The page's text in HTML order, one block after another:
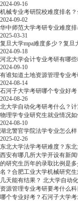
2024-09-16
机械专业考研院校难度排名
2024-09-02
华中师范大学考研专业难度
2025-03-31
复旦大学mpa难度多少？复旦
2024-09-18
河北大学会计专业考研有哪
2024-09-10
有谁知道土地资源管理专业
2024-08-14
石河子大学考研哪个专业好
2024-08-26
北大学自动化考研考什么？
物理学专业研究生就业情况如
2024-08-10
湖北警官学院法学专业怎么
2025-02-26
东北大学法学考研难度？东
西安有哪几所大学开设有新
的研究生历年的录取比例是
名？合肥工业大学机械研究生
几天能有结果？ 北大学自动
资源管理专业考研要考什么
哪个专业好考？石河子大学